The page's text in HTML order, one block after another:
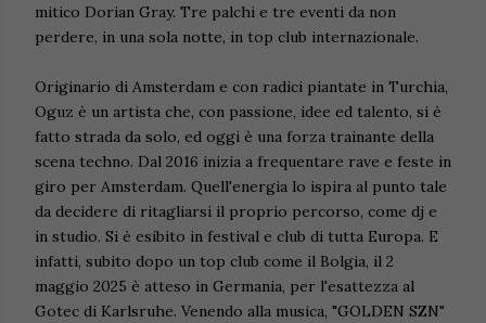
mitico Dorian Gray. Tre palchi e tre eventi da non
perdere, in una sola notte, in top club internazionale.
Originario di Amsterdam e con radici piantate in Turchia,
Oguz è un artista che, con passione, idee ed talento, si è
fatto strada da solo, ed oggi è una forza trainante della
scena techno. Dal 2016 inizia a frequentare rave e feste in
giro per Amsterdam. Quell'energia lo ispira al punto tale
da decidere di ritagliarsi il proprio percorso, come dj e
in studio. Si è esibito in festival e club di tutta Europa. E
infatti, subito dopo un top club come il Bolgia, il 2
maggio 2025 è atteso in Germania, per l'esattezza al
Gotec di Karlsruhe. Venendo alla musica, "GOLDEN SZN"